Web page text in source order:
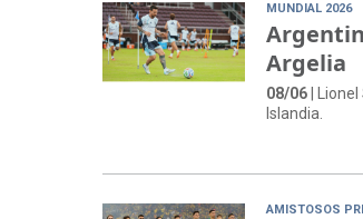
MUNDIAL 2026
Argelia
08/06 |
Islandia.
AMISTOSOS